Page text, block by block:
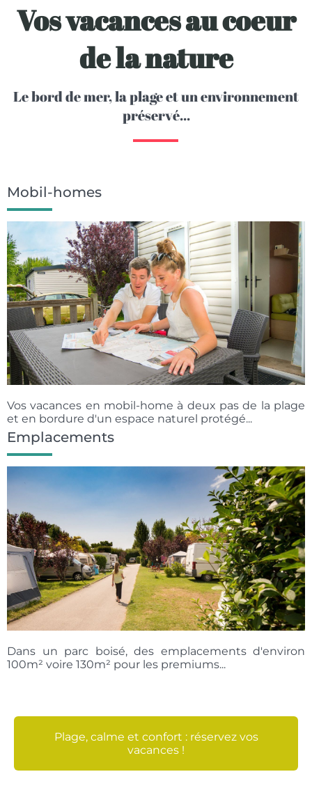
Vos vacances au coeur
de la nature
Le bord de mer, la plage et un environnement
préservé...
Mobil-homes
Vos vacances en mobil-home à deux pas de la plage
et en bordure d'un espace naturel protégé...
Emplacements
Dans un parc boisé, des emplacements d'environ
100m² voire 130m² pour les premiums...
Plage, calme et confort : réservez vos
vacances !